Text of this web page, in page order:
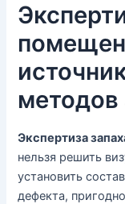
Экспертиза
нельзя решить
установить
дефекта,